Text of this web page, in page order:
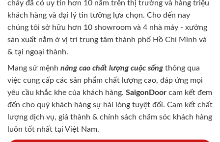
cháy đã có uy tín hơn 10 năm trên thị trường và hàng triệu
khách hàng và đại lý tin tưởng lựa chọn. Cho đến nay
chúng tôi sở hữu hơn 10 showroom và 4 nhà máy - xưởng
sản xuất nằm ở vị trí trung tâm thành phố Hồ Chí Minh và
& tại ngoại thành.
Mang sứ mệnh nâng cao chất lượng cuộc sốngthông qua
việc cung cấp các sản phẩm chất lượng cao, đáp ứng mọi
yêu cầu khắc khe của khách hàng. SaigonDoor cam kết đem
đến cho quý khách hàng sự hài lòng tuyệt đối. Cam kết chất
lượng dịch vụ, giá thành & chính sách chăm sóc khách hàng
luôn tốt nhất tại Việt Nam.